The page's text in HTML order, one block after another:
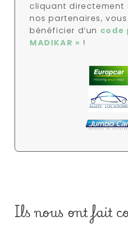
cliquant directement
nos partenaires,
bénéficier d’un code
MADIKAR » !
Ils nous ont fait